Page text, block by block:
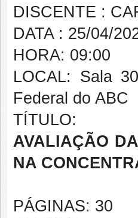
DISCENTE :
DATA : 25/04/
HORA: 09:00
LOCAL: Sala
Federal do ABC
TÍTULO:
AVALIAÇÃO
NA
PÁGINAS: 30